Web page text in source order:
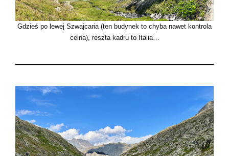
Gdzieś po lewej Szwajcaria (ten budynek to chyba nawet kontrola
celna), reszta kadru to Italia…